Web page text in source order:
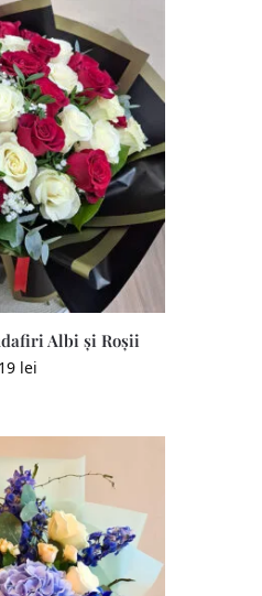
Albi și Roșii
lei